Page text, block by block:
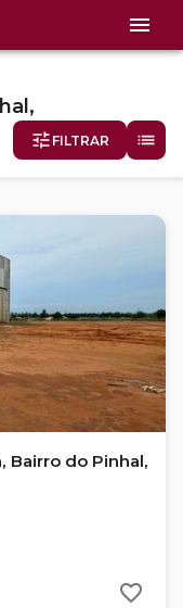
FILTRAR
Bairro do Pinhal,